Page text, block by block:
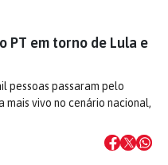
PT em torno de Lula e
pessoas passaram pelo
mais vivo no cenário nacional,